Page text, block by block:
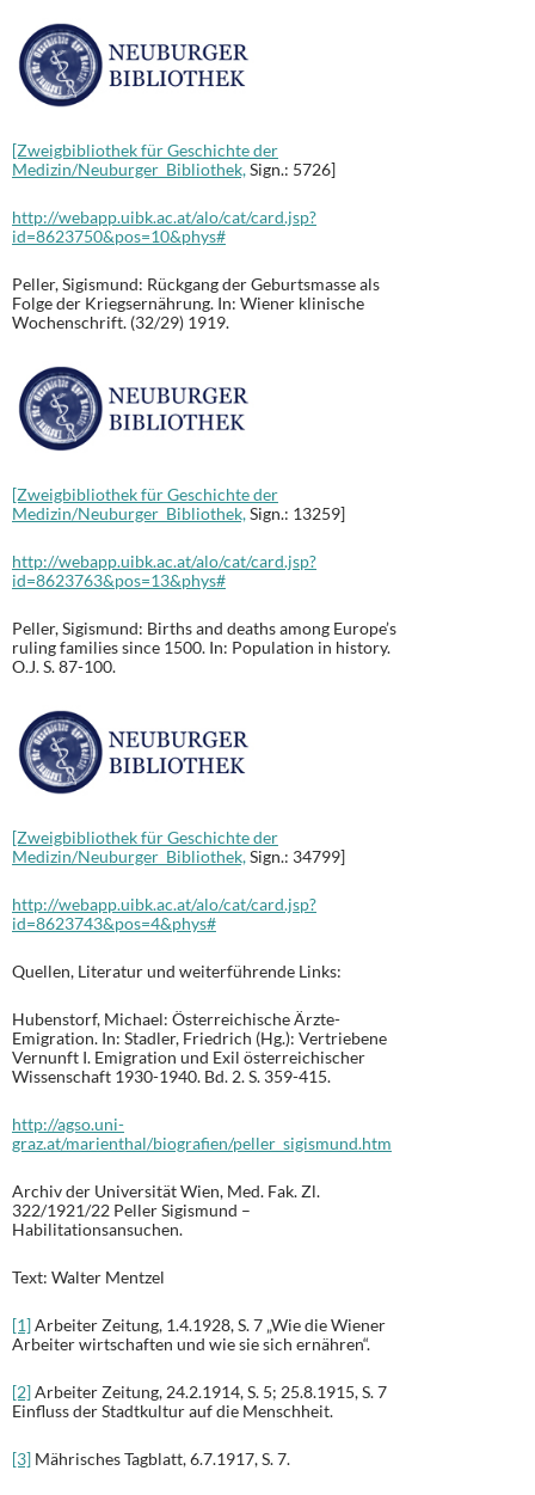
[Zweigbibliothek für Geschichte der
Medizin/Neuburger Bibliothek,Sign.: 5726]
http://webapp.uibk.ac.at/alo/cat/card.jsp?
id=8623750&pos=10&phys#
Peller, Sigismund: Rückgang der Geburtsmasse als
Folge der Kriegsernährung. In: Wiener klinische
Wochenschrift. (32/29) 1919.
[Zweigbibliothek für Geschichte der
Medizin/Neuburger Bibliothek,Sign.: 13259]
http://webapp.uibk.ac.at/alo/cat/card.jsp?
id=8623763&pos=13&phys#
Peller, Sigismund: Births and deaths among Europe’s
ruling families since 1500. In: Population in history.
O.J. S. 87-100.
[Zweigbibliothek für Geschichte der
Medizin/Neuburger Bibliothek,Sign.: 34799]
http://webapp.uibk.ac.at/alo/cat/card.jsp?
id=8623743&pos=4&phys#
Quellen, Literatur und weiterführende Links:
Hubenstorf, Michael: Österreichische Ärzte-
Emigration. In: Stadler, Friedrich (Hg.): Vertriebene
Vernunft I. Emigration und Exil österreichischer
Wissenschaft 1930-1940. Bd. 2. S. 359-415.
http://agso.uni-
graz.at/marienthal/biografien/peller_sigismund.htm
Archiv der Universität Wien, Med. Fak. Zl.
322/1921/22 Peller Sigismund –
Habilitationsansuchen.
Text: Walter Mentzel
[1]Arbeiter Zeitung, 1.4.1928, S. 7 „Wie die Wiener
Arbeiter wirtschaften und wie sie sich ernähren“.
[2]Arbeiter Zeitung, 24.2.1914, S. 5; 25.8.1915, S. 7
Einfluss der Stadtkultur auf die Menschheit.
[3] Mährisches Tagblatt, 6.7.1917, S. 7.